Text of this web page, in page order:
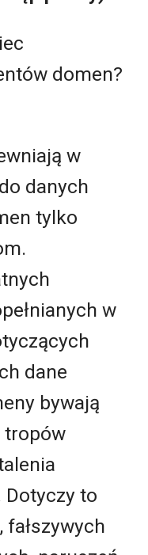
domen?
w
danych
tylko
w
dane
bywają
tropów
to
fałszywych